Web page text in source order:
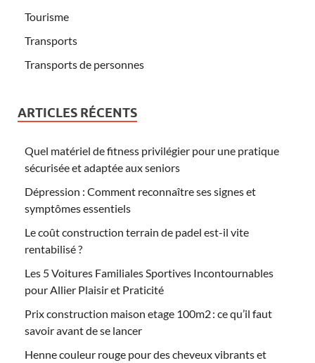
Tourisme
Transports
Transports de personnes
ARTICLES RÉCENTS
Quel matériel de fitness privilégier pour une pratique
sécurisée et adaptée aux seniors
Dépression : Comment reconnaître ses signes et
symptômes essentiels
Le coût construction terrain de padel est-il vite
rentabilisé ?
Les 5 Voitures Familiales Sportives Incontournables
pour Allier Plaisir et Praticité
Prix construction maison etage 100m2 : ce qu’il faut
savoir avant de se lancer
Henne couleur rouge pour des cheveux vibrants et